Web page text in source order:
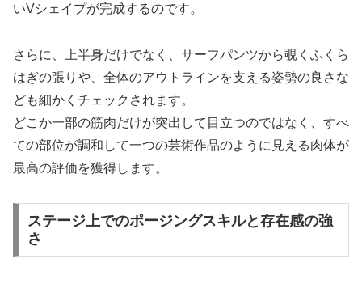
いVシェイプが完成するのです。
さらに、上半身だけでなく、サーフパンツから覗くふくら
はぎの張りや、全体のアウトラインを支える姿勢の良さな
ども細かくチェックされます。
どこか一部の筋肉だけが突出して目立つのではなく、すべ
ての部位が調和して一つの芸術作品のように見える肉体が
最高の評価を獲得します。
ステージ上でのポージングスキルと存在感の強
さ